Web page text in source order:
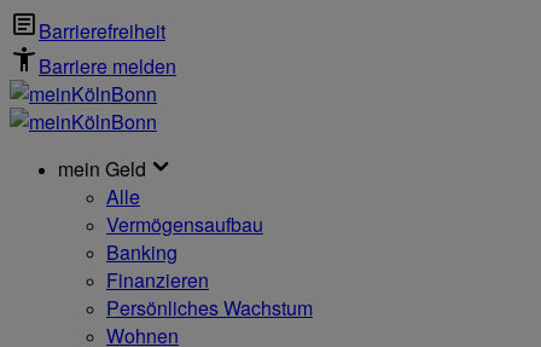
Barrierefreiheit
Barriere melden
mein Geld
Alle
Vermögensaufbau
Banking
Finanzieren
Persönliches Wachstum
Wohnen